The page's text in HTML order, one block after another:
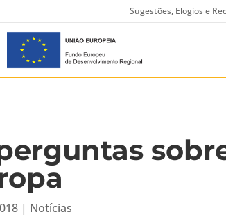
Sugestões, Elogios e
| Notícias